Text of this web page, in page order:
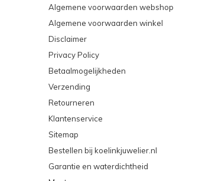
Algemene voorwaarden webshop
Algemene voorwaarden winkel
Disclaimer
Privacy Policy
Betaalmogelijkheden
Verzending
Retourneren
Klantenservice
Sitemap
Bestellen bij koelinkjuwelier.nl
Garantie en waterdichtheid